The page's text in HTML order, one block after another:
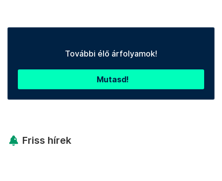
További élő árfolyamok!
Mutasd!
Friss hírek